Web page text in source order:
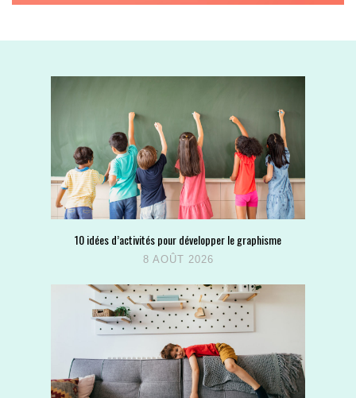
10 idées d’activités pour développer le graphisme
8 AOÛT 2026